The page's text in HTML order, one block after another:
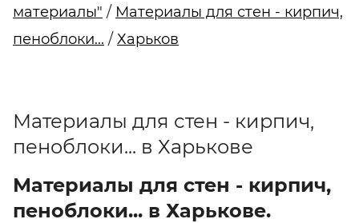
материалы" / Материалы для стен - кирпич,
пеноблоки... / Харьков
Материалы для стен - кирпич,
пеноблоки... в Харькове
Материалы для стен - кирпич,
пеноблоки... в Харькове.